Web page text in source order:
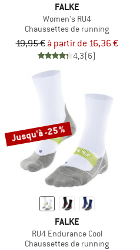
FALKE
Women's RU4
Chaussettes de running
19,95 € à partir de 16,36 €
4,3(6)
Jusqu'à -25 %
FALKE
RU4 Endurance Cool
Chaussettes de running